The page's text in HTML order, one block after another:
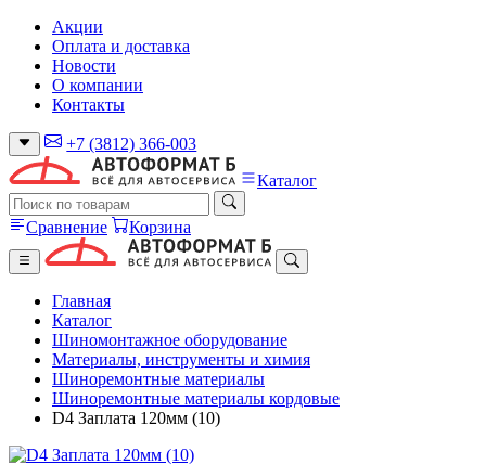
Акции
Оплата и доставка
Новости
О компании
Контакты
+7 (3812) 366-003
Каталог
Сравнение Корзина
Главная
Каталог
Шиномонтажное оборудование
Материалы, инструменты и химия
Шиноремонтные материалы
Шиноремонтные материалы кордовые
D4 Заплата 120мм (10)